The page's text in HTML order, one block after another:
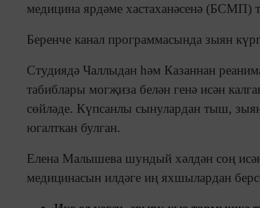
медицина ярдәме хастаханәсенә (БСМП)
Беренче канал программасында зыян
Студиядә Чаллыдан һәм Казаннан
табиблары могҗиза белән генә исән
сөйләде. Күпсанлы сынулардан тыш,
югалткан булган.
Елена Малышева шундый хәлдән соң
медицинасын илдәге иң яхшылардан